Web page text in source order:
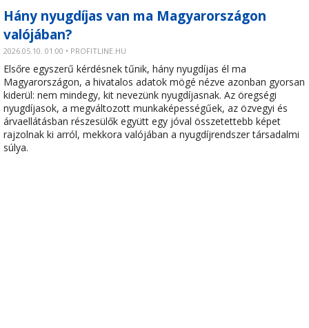
Hány nyugdíjas van ma Magyarországon
valójában?
2026.05.10. 01:00 • PROFITLINE.HU
Elsőre egyszerű kérdésnek tűnik, hány nyugdíjas él ma
Magyarországon, a hivatalos adatok mögé nézve azonban gyorsan
kiderül: nem mindegy, kit nevezünk nyugdíjasnak. Az öregségi
nyugdíjasok, a megváltozott munkaképességűek, az özvegyi és
árvaellátásban részesülők együtt egy jóval összetettebb képet
rajzolnak ki arról, mekkora valójában a nyugdíjrendszer társadalmi
súlya.